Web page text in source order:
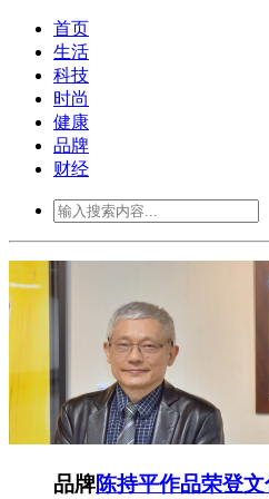
首页
生活
科技
时尚
健康
品牌
财经
品牌陈持平作品荣登